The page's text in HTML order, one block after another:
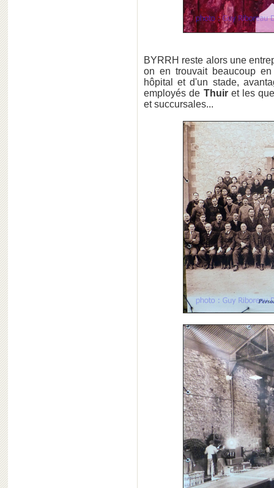
BYRRH reste alors une
on en trouvait beaucoup
hôpital et d'un stade,
employés de Thuiret les
et succursales...